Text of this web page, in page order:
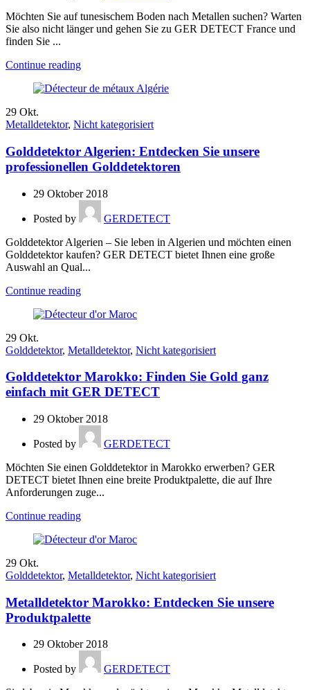
Möchten Sie auf tunesischem Boden nach Metallen suchen? Warten
Sie also nicht länger und gehen Sie zu GER DETECT France und
finden Sie ...
Continue reading
29 Okt.
Metalldetektor, Nicht kategorisiert
Golddetektor Algerien: Entdecken Sie unsere
professionellen Golddetektoren
29 Oktober 2018
Posted by
GERDETECT
Golddetektor Algerien – Sie leben in Algerien und möchten einen
Golddetektor kaufen? GER DETECT bietet Ihnen eine große
Auswahl an Qual...
Continue reading
29 Okt.
Golddetektor, Metalldetektor, Nicht kategorisiert
Golddetektor Marokko: Finden Sie Gold ganz
einfach mit GER DETECT
29 Oktober 2018
Posted by
GERDETECT
Möchten Sie einen Golddetektor in Marokko erwerben? GER
DETECT bietet Ihnen eine breite Produktpalette, die auf Ihre
Anforderungen zuge...
Continue reading
29 Okt.
Golddetektor, Metalldetektor, Nicht kategorisiert
Metalldetektor Marokko: Entdecken Sie unsere
Produktpalette
29 Oktober 2018
Posted by
GERDETECT